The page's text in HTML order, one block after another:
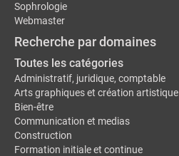
Sophrologie
Webmaster
Recherche par domaines
Toutes les catégories
Administratif, juridique, comptable
Arts graphiques et création artistique
Bien-être
Communication et medias
Construction
Formation initiale et continue